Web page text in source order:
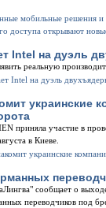
Intel на дуэль
реальную
украинские
приняла участие в
в Киеве.
сообщает о
переводчиков под